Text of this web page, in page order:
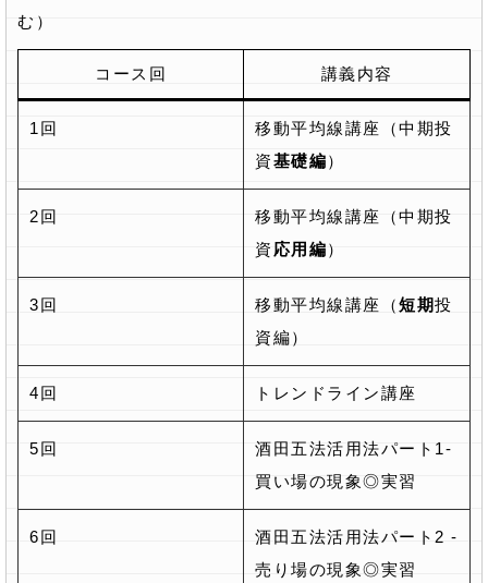
む）
コース回 講義内容
1回
移動平均線講座（中期投
資基礎編）
2回
移動平均線講座（中期投
資 応用編）
3回 移動平均線講座（短期投
資編）
4回 トレンドライン講座
5回
酒田五法活用法パート1-
買い場の現象◎実習
6回
酒田五法活用法パート2 -
売り場の現象◎実習